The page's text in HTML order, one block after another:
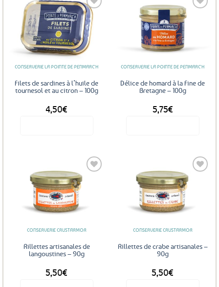
Ajouter
aux
favoris
CONSERVERIE LA POINTE DE PENMARC'H
Filets de sardines à l’huile de
tournesol et au citron – 100g
4,50€
CONSERVERIE LA POINTE DE PENMARC'H
Délice de homard à la Fine de
Bretagne – 100g
5,75€
favoris
CONSERVERIE CRUSTARMOR
Rillettes artisanales de
langoustines – 90g
5,50€
favoris
CONSERVERIE CRUSTARMOR
Rillettes de crabe artisanales –
90g
5,50€